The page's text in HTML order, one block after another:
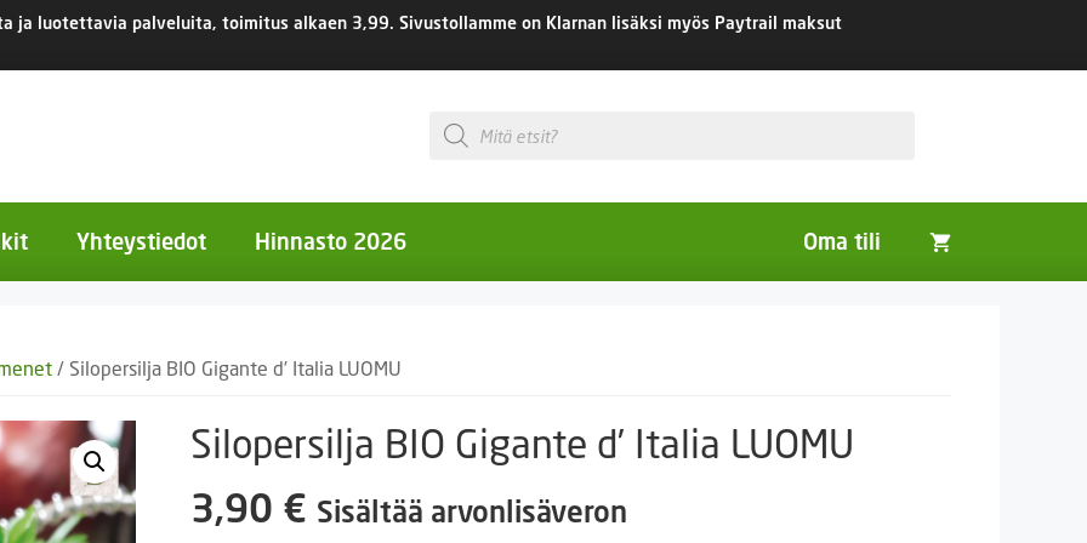
ja luotettavia palveluita, toimitus alkaen 3,99. Sivustollamme on Klarnan lisäksi myös Paytrail maksut
Products
search
kukat
Ruukut
Yhteystiedot Hinnasto 2026 Oma tili
/ Silopersilja BIO Gigante d’ Italia LUOMU
Silopersilja BIO Gigante d’ Italia LUOMU
3,90 € Sisältää arvonlisäveron